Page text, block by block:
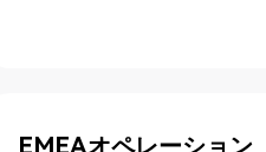
EMEAオペレーション